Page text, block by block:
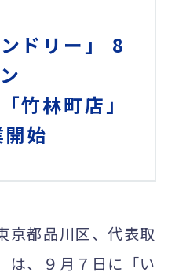
ドリー」 8
竹林町店」
始
京都品川区、代表取
は、９月７日に「い